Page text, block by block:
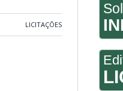
LICITAÇÕES